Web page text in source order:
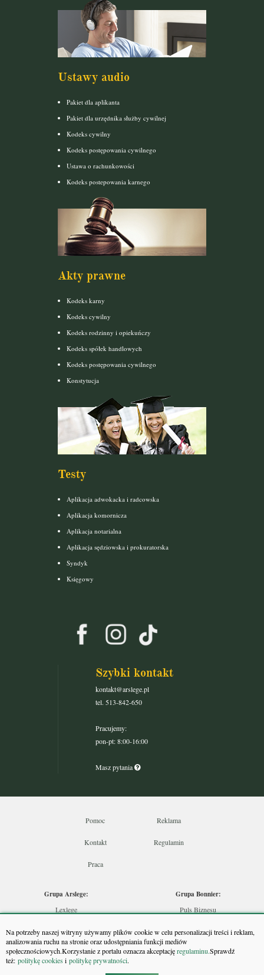
Na potrzeby naszej witryny używamy plików cookie w celu personalizacji treści i reklam,
analizowania ruchu na stronie oraz udostępniania funkcji mediów
społecznościowych.Korzystanie z portalu oznacza akceptacjęregulaminu.Sprawdź
też: politykę cookiesi politykę prywatności.
Ustawy audio
Pakiet dla aplikanta
Pakiet dla urzędnika służby cywilnej
Kodeks cywilny
Kodeks postępowania cywilnego
Ustawa o rachunkowości
Kodeks postepowania karnego
Akty prawne
Kodeks karny
Kodeks cywilny
Kodeks rodzinny i opiekuńczy
Kodeks spółek handlowych
Kodeks postępowania cywilnego
Konstytucja
Testy
Aplikacja adwokacka i radcowska
Aplikacja komornicza
Aplikacja notarialna
Aplikacja sędziowska i prokuratorska
Syndyk
Księgowy
Szybki kontakt
kontakt@arslege.pl
tel. 513-842-650
Pracujemy:
pon-pt: 8:00-16:00
Masz pytania
Pomoc Reklama
Kontakt Regulamin
Praca
Grupa Arslege:
Lexlege
Skarbowcy
Urzędnik
Rzeczoznawca
Grupa Bonnier:
Puls Biznesu
Puls Medycyny
Monitor Firm